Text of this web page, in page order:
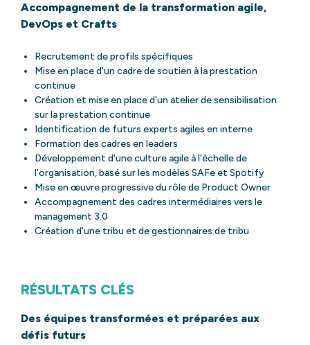
Accompagnement de la transformation agile,
DevOps et Crafts
Recrutement de profils spécifiques
Mise en place d'un cadre de soutien à la prestation
continue
Création et mise en place d'un atelier de sensibilisation
sur la prestation continue
Identification de futurs experts agiles en interne
Formation des cadres en leaders
Développement d'une culture agile à l'échelle de
l'organisation, basé sur les modèles SAFe et Spotify
Mise en œuvre progressive du rôle de Product Owner
Accompagnement des cadres intermédiaires vers le
management 3.0
Création d'une tribu et de gestionnaires de tribu
RÉSULTATS CLÉS
Des équipes transformées et préparées aux
défis futurs